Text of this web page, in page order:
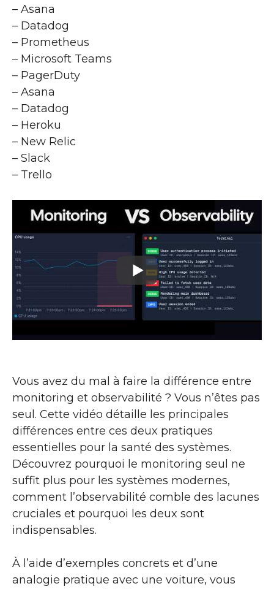
– Asana
– Datadog
– Prometheus
– Microsoft Teams
– PagerDuty
– Asana
– Datadog
– Heroku
– New Relic
– Slack
– Trello
Vous avez du mal à faire la différence entre
monitoring et observabilité ? Vous n’êtes pas
seul. Cette vidéo détaille les principales
différences entre ces deux pratiques
essentielles pour la santé des systèmes.
Découvrez pourquoi le monitoring seul ne
suffit plus pour les systèmes modernes,
comment l’observabilité comble des lacunes
cruciales et pourquoi les deux sont
indispensables.
À l’aide d’exemples concrets et d’une
analogie pratique avec une voiture, vous